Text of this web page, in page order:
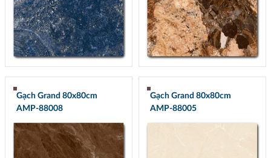
Gạch Grand 80x80cm
AMP-88008
Gạch Grand 80x80cm
AMP-88005